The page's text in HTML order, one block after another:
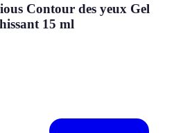
Contour des yeux Gel
15 ml